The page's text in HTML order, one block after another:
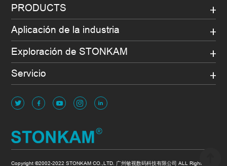
PRODUCTS
Aplicación de la industria
Exploración de STONKAM
Servicio
Copyright ©2002-2022 STONKAM CO.,LTD. 广州敏视数码科技有限公司 ALL Rights